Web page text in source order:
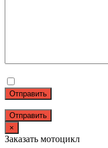
Отправить
×
Заказать мотоцикл